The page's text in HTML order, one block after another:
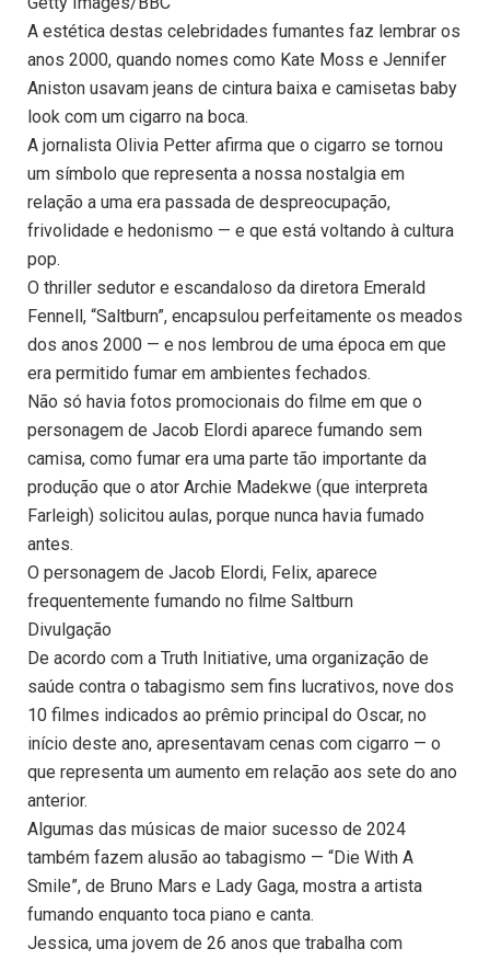
A estética destas celebridades fumantes faz lembrar os
anos 2000, quando nomes como Kate Moss e Jennifer
Aniston usavam jeans de cintura baixa e camisetas baby
look com um cigarro na boca.
A jornalista Olivia Petter afirma que o cigarro se tornou
um símbolo que representa a nossa nostalgia em
relação a uma era passada de despreocupação,
frivolidade e hedonismo — e que está voltando à cultura
pop.
O thriller sedutor e escandaloso da diretora Emerald
Fennell, “Saltburn”, encapsulou perfeitamente os meados
dos anos 2000 — e nos lembrou de uma época em que
era permitido fumar em ambientes fechados.
Não só havia fotos promocionais do filme em que o
personagem de Jacob Elordi aparece fumando sem
camisa, como fumar era uma parte tão importante da
produção que o ator Archie Madekwe (que interpreta
Farleigh) solicitou aulas, porque nunca havia fumado
antes.
O personagem de Jacob Elordi, Felix, aparece
frequentemente fumando no filme Saltburn
Divulgação
De acordo com a Truth Initiative, uma organização de
saúde contra o tabagismo sem fins lucrativos, nove dos
10 filmes indicados ao prêmio principal do Oscar, no
início deste ano, apresentavam cenas com cigarro — o
que representa um aumento em relação aos sete do ano
anterior.
Algumas das músicas de maior sucesso de 2024
também fazem alusão ao tabagismo — “Die With A
Smile”, de Bruno Mars e Lady Gaga, mostra a artista
fumando enquanto toca piano e canta.
Jessica, uma jovem de 26 anos que trabalha com